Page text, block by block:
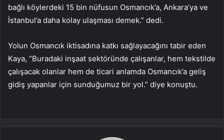
bağlı köylerdeki 15 bin nüfusun Osmancık’a, Ankara’ya ve
İstanbul’a daha kolay ulaşması demek.” dedi.
Yolun Osmancık iktisadına katkı sağlayacağını tabir eden
Kaya, “Buradaki inşaat sektöründe çalışanlar, hem tekstilde
çalışacak olanlar hem de ticari anlamda Osmancık’a geliş
gidiş yapanlar için sunduğumuz bir yol.” diye konuştu.